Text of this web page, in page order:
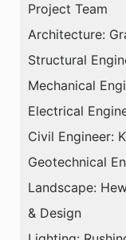
Project Team
Architecture:
Structural
Mechanical
Electrical
Civil Engineer:
Geotechnical
Landscape:
& Design